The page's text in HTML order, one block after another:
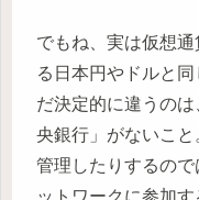
でもね、実は仮想
る日本円やドルと
だ決定的に違うの
央銀行」がないこ
管理したりするの
ットワークに参加